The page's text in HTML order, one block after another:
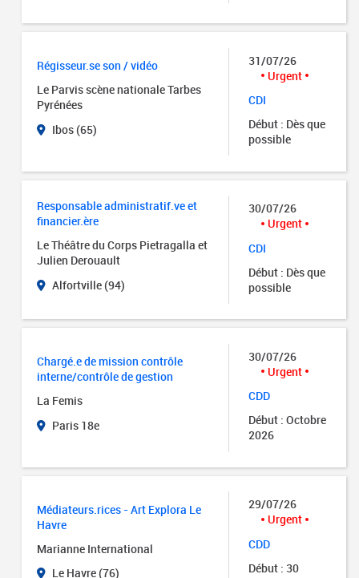
Régisseur.se son / vidéo
Le Parvis scène nationale Tarbes
Pyrénées
Ibos (65)
31/07/26
Urgent
CDI
Début : Dès que
possible
Responsable administratif.ve et
financier.ère
Le Théâtre du Corps Pietragalla et
Julien Derouault
Alfortville (94)
30/07/26
Urgent
CDI
Début : Dès que
possible
Chargé.e de mission contrôle
interne/contrôle de gestion
La Femis
Paris 18e
30/07/26
Urgent
CDD
Début : Octobre
2026
Médiateurs.rices - Art Explora Le
Havre
Marianne International
Le Havre (76)
29/07/26
Urgent
CDD
Début : 30